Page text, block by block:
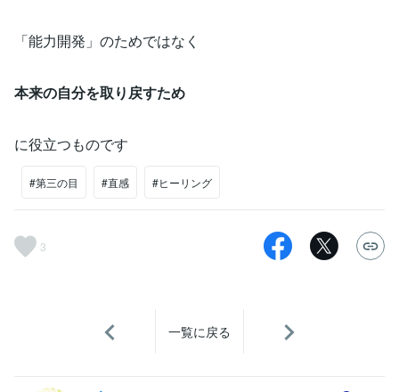
「能力開発」のためではなく
本来の自分を取り戻すため
に役立つものです
#第三の目 #直感 #ヒーリング
3
一覧に戻る